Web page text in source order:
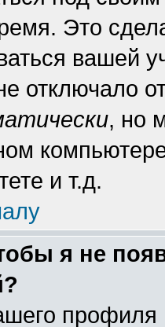
Это
вашей
отключало
, но
и т.д.
я не